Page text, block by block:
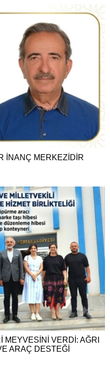
İNANÇ MERKEZİDİR
MEYVESİNİ VERDİ: AĞRI
ARAÇ DESTEĞİ